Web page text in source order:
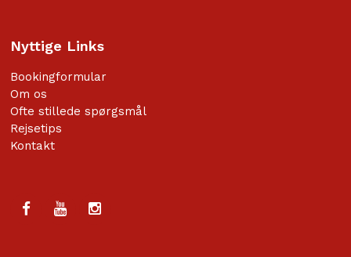
Nyttige Links
Bookingformular
Om os
Ofte stillede spørgsmål
Rejsetips
Kontakt